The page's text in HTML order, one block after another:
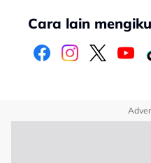
Cara lain